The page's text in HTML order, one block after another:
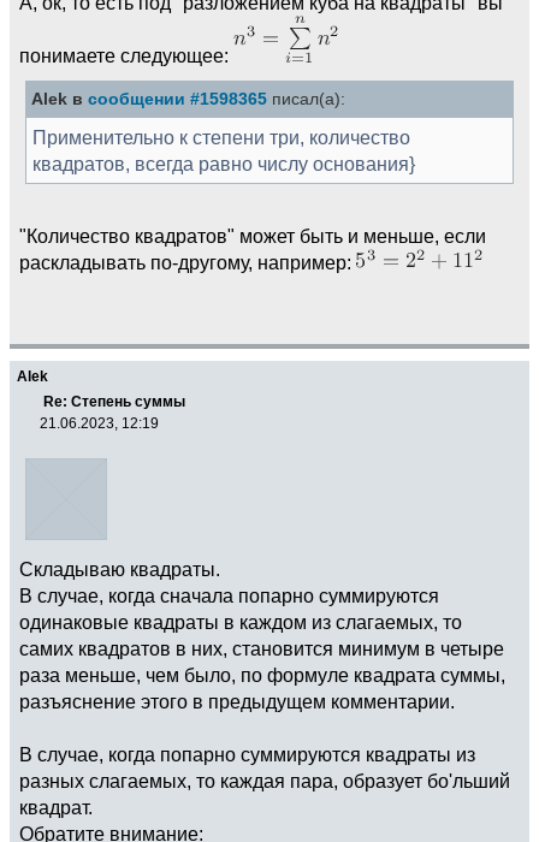
понимаете следующее:
Alek в сообщении #1598365 писал(а):
Применительно к степени три, количество
квадратов, всегда равно числу основания}
"Количество квадратов" может быть и меньше, если
раскладывать по-другому, например:
Alek
Re: Степень суммы
21.06.2023, 12:19
Складываю квадраты.
В случае, когда сначала попарно суммируются
одинаковые квадраты в каждом из слагаемых, то
самих квадратов в них, становится минимум в четыре
раза меньше, чем было, по формуле квадрата суммы,
разъяснение этого в предыдущем комментарии.
В случае, когда попарно суммируются квадраты из
разных слагаемых, то каждая пара, образует бо'льший
квадрат.
Обратите внимание: